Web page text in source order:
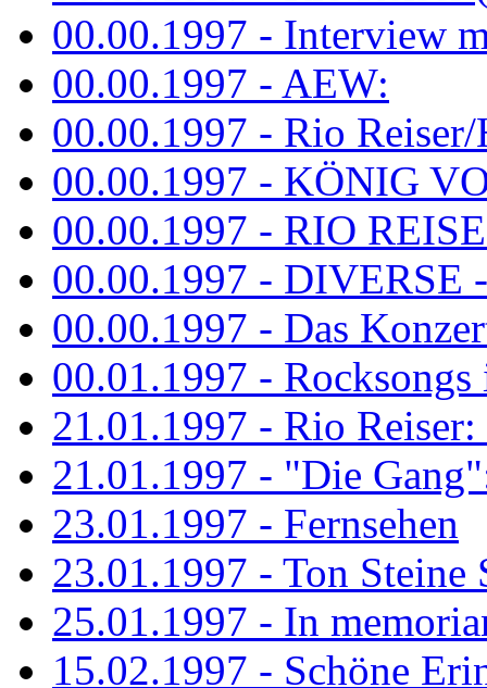
00.00.1997 - Interview
00.00.1997 - AEW:
00.00.1997 - Rio Reiser/
00.00.1997 - KÖNIG
00.00.1997 - RIO
00.00.1997 - DIVERSE
00.00.1997 - Das
00.01.1997 -
21.01.1997 - Rio
21.01.1997 - "Die
23.01.1997 - Fernsehen
23.01.1997 - Ton Steine
25.01.1997 - In
15.02.1997 - Schöne